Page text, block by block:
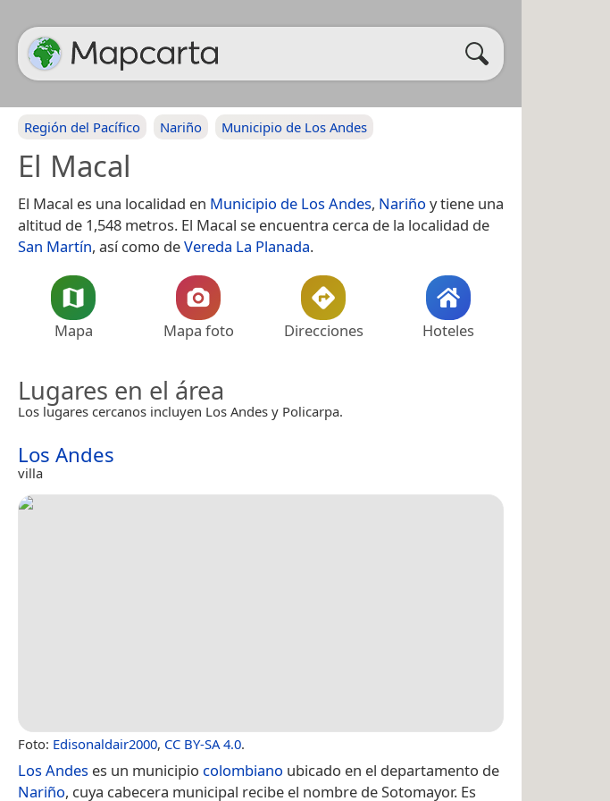
Región del Pacífico Nariño Municipio de Los Andes
El Macal
El Macal es una localidad en Municipio de Los Andes, Nariño y tiene una
altitud de 1,548 metros. El Macal se encuentra cerca de la localidad de
San Martín, así como deVereda La Planada.
Mapa Mapa foto Direcciones Hoteles
Lugares en el área
Los lugares cercanos incluyen Los Andes y Policarpa.
Los Andes
villa
Foto: Edisonaldair2000, CC BY-SA 4.0.
Los Andes es un municipio colombiano ubicado en el departamento de
Nariño, cuya cabecera municipal recibe el nombre de Sotomayor. Es